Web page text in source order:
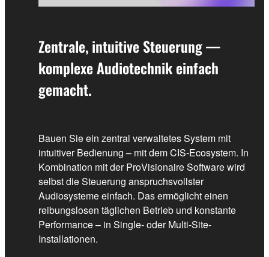
Zentrale, intuitive Steuerung —
komplexe Audiotechnik einfach
gemacht.
Bauen Sie ein zentral verwaltetes System mit
intuitiver Bedienung – mit dem CIS-Ecosystem. In
Kombination mit der ProVisionaire Software wird
selbst die Steuerung anspruchsvollster
Audiosysteme einfach. Das ermöglicht einen
reibungslosen täglichen Betrieb und konstante
Performance – in Single- oder Multi-Site-
Installationen.